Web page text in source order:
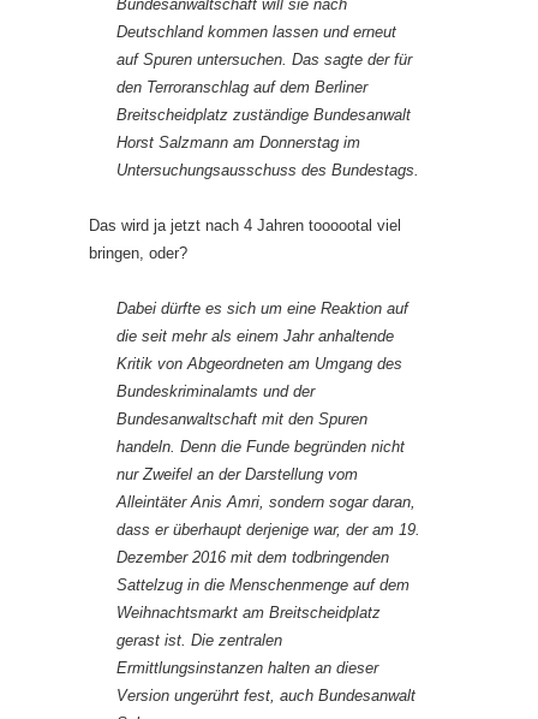
Bundesanwaltschaft will sie nach
Deutschland kommen lassen und erneut
auf Spuren untersuchen. Das sagte der für
den Terroranschlag auf dem Berliner
Breitscheidplatz zuständige Bundesanwalt
Horst Salzmann am Donnerstag im
Untersuchungsausschuss des Bundestags.
Das wird ja jetzt nach 4 Jahren toooootal viel
bringen, oder?
Dabei dürfte es sich um eine Reaktion auf
die seit mehr als einem Jahr anhaltende
Kritik von Abgeordneten am Umgang des
Bundeskriminalamts und der
Bundesanwaltschaft mit den Spuren
handeln. Denn die Funde begründen nicht
nur Zweifel an der Darstellung vom
Alleintäter Anis Amri, sondern sogar daran,
dass er überhaupt derjenige war, der am 19.
Dezember 2016 mit dem todbringenden
Sattelzug in die Menschenmenge auf dem
Weihnachtsmarkt am Breitscheidplatz
gerast ist. Die zentralen
Ermittlungsinstanzen halten an dieser
Version ungerührt fest, auch Bundesanwalt